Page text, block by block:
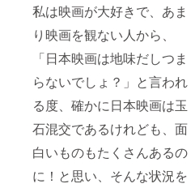
私は映画が大好きで、あま
り映画を観ない人から、
「日本映画は地味だしつま
らないでしょ？」と言われ
る度、確かに日本映画は玉
石混交であるけれども、面
白いものもたくさんあるの
に！と思い、そんな状況を